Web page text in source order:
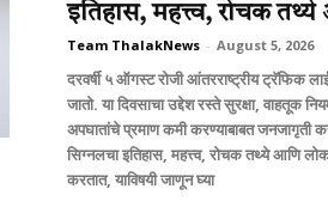
इतिहास, महत्त्व, रोचक
Team ThalakNews - August 5, 2026
दरवर्षी ५ ऑगस्ट रोजी आंतरराष्ट्रीय ट्रॅफिक
जातो. या दिवसाचा उद्देश रस्ते सुरक्षा, वाहतूक
अपघातांचे प्रमाण कमी करण्याबाबत
सिग्नलचा इतिहास, महत्त्व, रोचक तथ्ये आणि
करतात, याविषयी जाणून घ्या